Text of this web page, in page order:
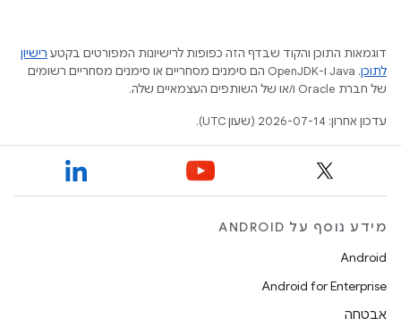
דוגמאות התוכן והקוד שבדף הזה כפופות לרישיונות המפורטים בקטע רישיון
לתוכן
.‏ Java ו-OpenJDK הם סימנים מסחריים או סימנים מסחריים רשומים
של חברת Oracle ו/או של השותפים העצמאיים שלה.
עדכון אחרון: 2026-07-14 (שעון UTC).
מידע נוסף על ANDROID
Android
Android for Enterprise
אבטחה